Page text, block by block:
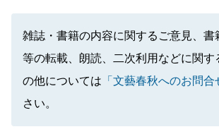
雑誌・書籍の内容に関するご意見、書
等の転載、朗読、二次利用などに関す
の他については 「文藝春秋へのお問合
さい。